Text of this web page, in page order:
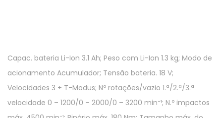
Capac. bateria Li-Ion 3.1 Ah; Peso com Li-Ion 1.3 kg; Modo de
acionamento Acumulador; Tensão bateria. 18 V;
Velocidades 3 + T-Modus; Nº rotações/vazio 1.ª/2.ª/3.ª
velocidade 0 – 1200/0 – 2000/0 – 3200 min⁻¹; N.º impactos